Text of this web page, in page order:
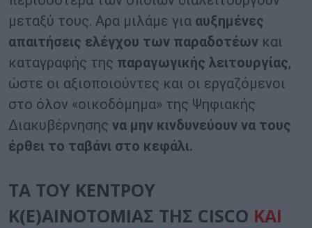
μεταξύ τους. Αρα μιλάμε για αυξημένες
απαιτήσεις ελέγχου των παραδοτέων και
καταγραφής της παραγωγικής λειτουργίας,
ώστε οι αξιοποιούντες και οι εργαζόμενοι
στο όλον «οικοδόμημα» της Ψηφιακής
Διακυβέρνησης να μην κινδυνεύουν να τους
έρθει το ταβάνι στο κεφάλι.
ΤΑ ΤΟΥ ΚΕΝΤΡΟΥ
Κ(Ε)ΑΙΝΟΤΟΜΙΑΣ ΤΗΣ CISCO ΚΑΙ